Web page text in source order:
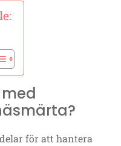
för att hantera